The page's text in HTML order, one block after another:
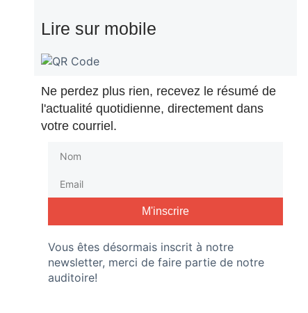
Lire sur mobile
Ne perdez plus rien, recevez le résumé de
l'actualité quotidienne, directement dans
votre courriel.
M'inscrire
Vous êtes désormais inscrit à notre
newsletter, merci de faire partie de notre
auditoire!